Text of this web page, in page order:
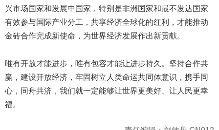
兴市场国家和发展中国家，特别是非洲国家和最不发达国家
有效参与国际产业分工，共享经济全球化的红利，才能推动
金砖合作完成新使命，为世界经济发展作出新贡献。
唯有开放才能进步，唯有包容才能让进步持久。坚持合作共
赢，建设开放经济，牢固树立人类命运共同体意识，携手同
心，同舟共济，我们就一定能够让世界更美好、让人民更幸
福。